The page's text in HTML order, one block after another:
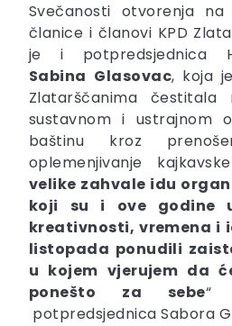
Svečanosti otvorenja
članice i članovi KPD
je i potpredsjednica
Sabina Glasovac, koja
Zlatarščanima čestitala
sustavnom i ustrajnom
baštinu kroz
oplemenjivanje
velike zahvale idu
koji su i ove godine
kreativnosti, vremena i
listopada ponudili
u kojem vjerujem da
ponešto za sebe“
potpredsjednica Sabora